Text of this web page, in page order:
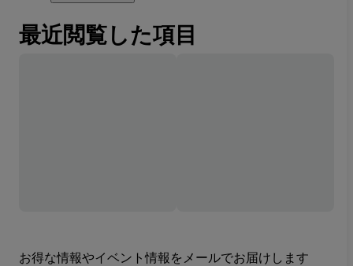
最近閲覧した項目
お得な情報やイベント情報をメールでお届けします